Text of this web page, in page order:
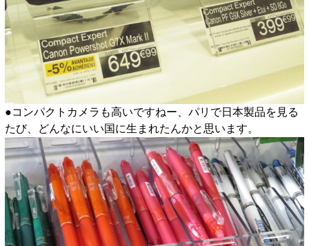
●コンパクトカメラも高いですねー、パリで日本製品を見る
たび、どんなにいい国に生まれたんかと思います。